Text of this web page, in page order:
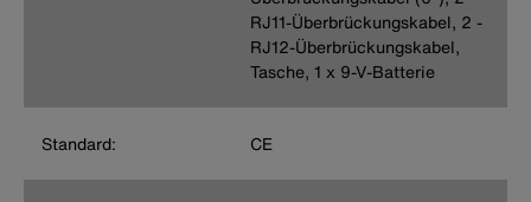
RJ11-Überbrückungskabel, 2 -
RJ12-Überbrückungskabel,
Tasche, 1 x 9-V-Batterie
Standard: CE